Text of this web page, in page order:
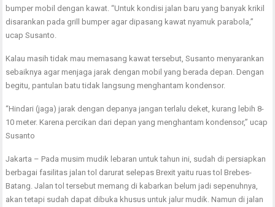
bumper mobil dengan kawat. “Untuk kondisi jalan baru yang banyak krikil
disarankan pada grill bumper agar dipasang kawat nyamuk parabola,”
ucap Susanto.
Kalau masih tidak mau memasang kawat tersebut, Susanto menyarankan
sebaiknya agar menjaga jarak dengan mobil yang berada depan. Dengan
begitu, pantulan batu tidak langsung menghantam kondensor.
“Hindari (jaga) jarak dengan depanya jangan terlalu deket, kurang lebih 8-
10 meter. Karena percikan dari depan yang menghantam kondensor,” ucap
Susanto
Jakarta – Pada musim mudik lebaran untuk tahun ini, sudah di persiapkan
berbagai fasilitas jalan tol darurat selepas Brexit yaitu ruas tol Brebes-
Batang. Jalan tol tersebut memang di kabarkan belum jadi sepenuhnya,
akan tetapi sudah dapat dibuka khusus untuk jalur mudik. Namun di jalan